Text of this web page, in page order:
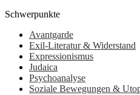
Schwerpunkte
Avantgarde
Exil-Literatur & Widerstand
Expressionismus
Judaica
Psychoanalyse
Soziale Bewegungen &